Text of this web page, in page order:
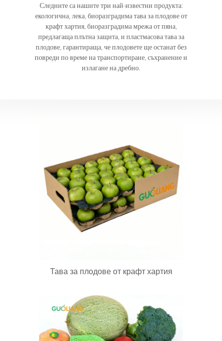
Следните са нашите три най-известни продукта:
екологична, лека, биоразградима тава за плодове от
крафт хартия, биоразградима мрежа от пяна,
предлагаща плътна защита, и пластмасова тава за
плодове, гарантираща, че плодовете ще останат без
повреди по време на транспортиране, съхранение и
излагане на дребно.
Тава за плодове от крафт хартия